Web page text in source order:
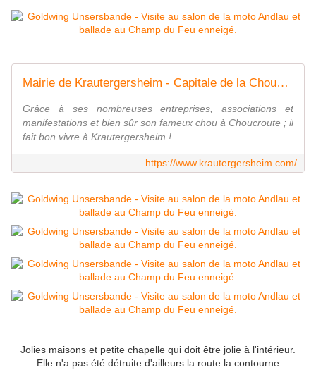
Mairie de Krautergersheim - Capitale de la Choucroute
Grâce à ses nombreuses entreprises, associations et
manifestations et bien sûr son fameux chou à Choucroute ; il
fait bon vivre à Krautergersheim !
https://www.krautergersheim.com/
Jolies maisons et petite chapelle qui doit être jolie à l'intérieur.
Elle n'a pas été détruite d'ailleurs la route la contourne